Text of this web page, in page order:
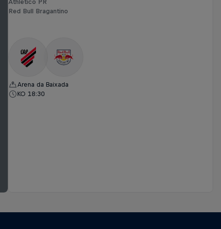
Athletico PR
Red Bull Bragantino
Arena da Baixada
KO 18:30